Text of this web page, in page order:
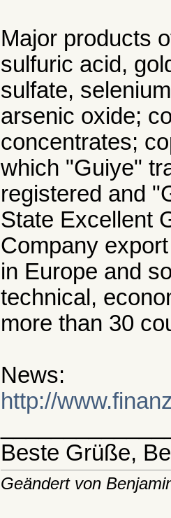
Major products
sulfuric acid,
sulfate,
arsenic oxide;
concentrates;
which "Guiye"
registered and
State Excellent
Company
in Europe and
technical,
more than 30
News:
http://
Beste Grüße,
Geändert von